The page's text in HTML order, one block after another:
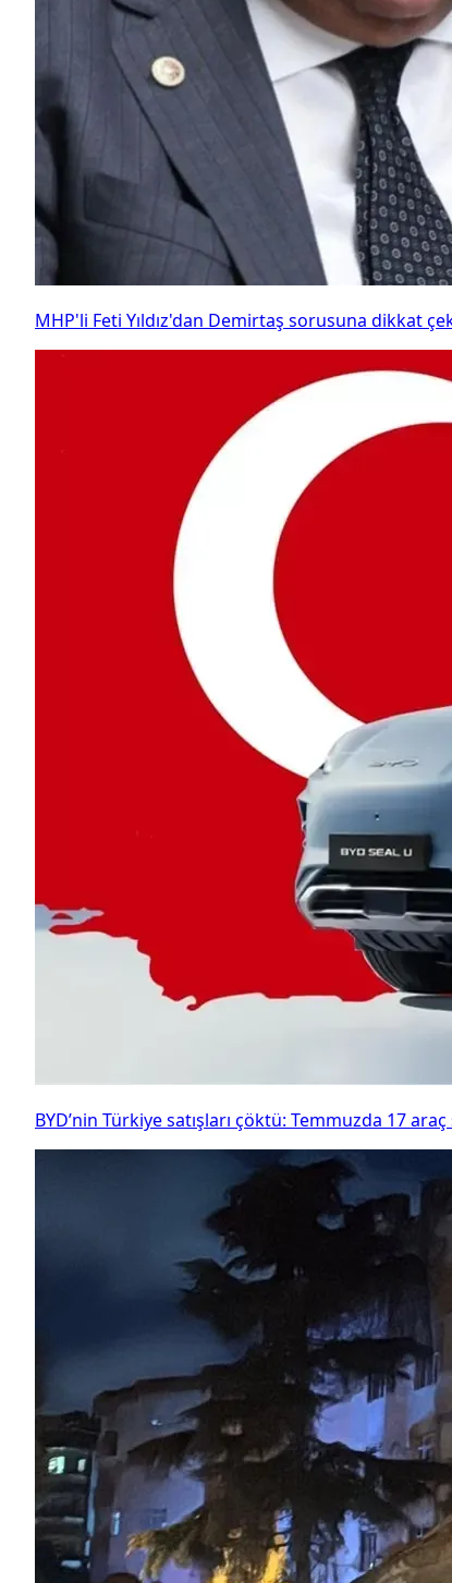
MHP'li Feti Yıldız'dan Demirtaş sorusuna dikkat
BYD’nin Türkiye satışları çöktü: Temmuzda 17 araç